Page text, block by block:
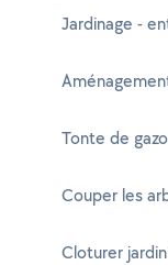
Jardinage -
Tonte de
Couper les
Cloturer